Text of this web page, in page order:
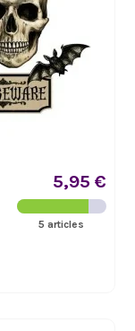
5,95 €
5 articles